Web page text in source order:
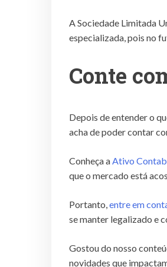
A Sociedade Limitada
especializada, pois no
Conte
Depois de entender o
acha de poder contar
Conheça aAtivo
que o mercado está
Portanto,entre em
se manter legalizado e
Gostou do nosso
novidades que